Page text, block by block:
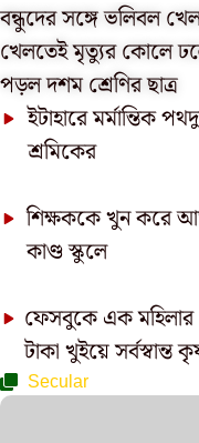
বন্ধুদের সঙ্গে ভলিবল
খেলতেই মৃত্যুর কোলে
পড়ল দশম শ্রেণির ছাত্র
ইটাহারে মর্মান্তিক
শ্রমিকের
শিক্ষককে খুন করে
কাণ্ড স্কুলে
ফেসবুকে এক মহিলার
টাকা খুইয়ে সর্বস্বান্ত
Secular